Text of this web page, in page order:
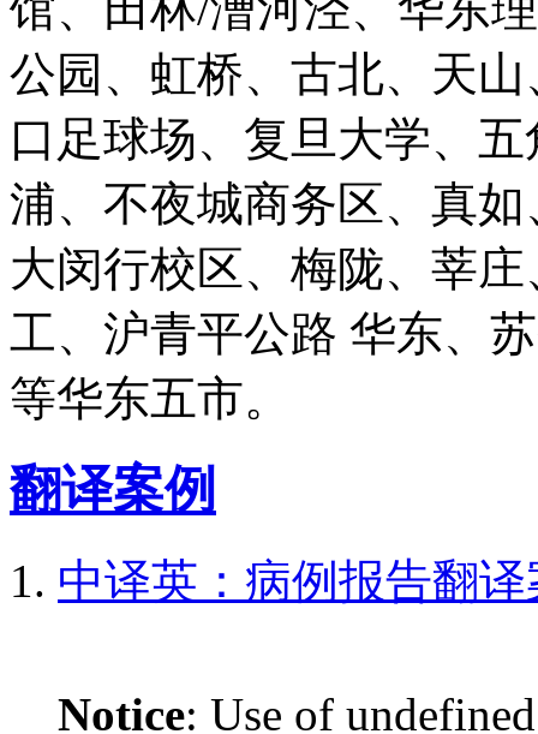
公园、虹桥、古北、天
口足球场、复旦大学、
浦、不夜城商务区、真
大闵行校区、梅陇、莘
工、沪青平公路 华东、
等华东五市。
翻译案例
中译英：病例报告翻译
Notice: Use of